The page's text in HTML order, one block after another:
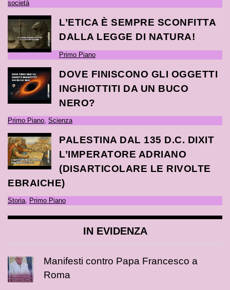
società
L’ETICA È SEMPRE SCONFITTA
DALLA LEGGE DI NATURA!
Primo Piano
DOVE FINISCONO GLI OGGETTI
INGHIOTTITI DA UN BUCO
NERO?
Primo Piano, Scienza
PALESTINA DAL 135 D.C. DIXIT
L’IMPERATORE ADRIANO
(DISARTICOLARE LE RIVOLTE
EBRAICHE)
Storia, Primo Piano
IN EVIDENZA
Manifesti contro Papa Francesco a
Roma